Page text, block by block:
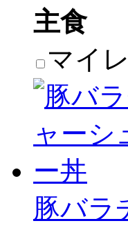
主食
マイ
豚バラ